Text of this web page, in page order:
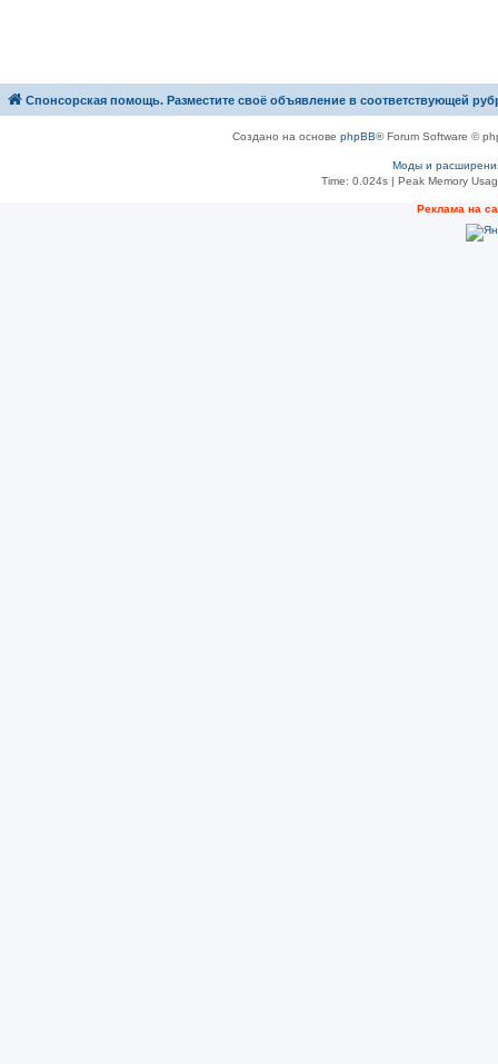
Спонсорская помощь. Разместите своё объявление в соответствующей
Создано на основе phpBB® Forum Software ©
Моды и
Time: 0.024s | Peak Memory
Рeклама на